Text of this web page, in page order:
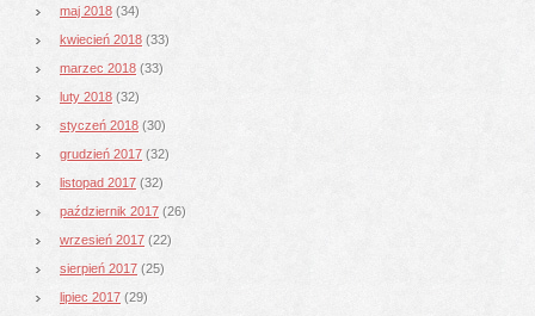
maj 2018 (34)
kwiecień 2018 (33)
marzec 2018 (33)
luty 2018 (32)
styczeń 2018 (30)
grudzień 2017 (32)
listopad 2017 (32)
październik 2017 (26)
wrzesień 2017 (22)
sierpień 2017 (25)
lipiec 2017 (29)